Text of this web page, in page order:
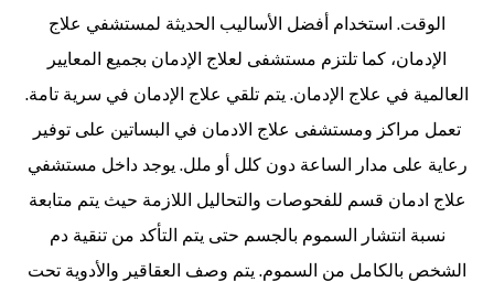
الوقت. استخدام أفضل الأساليب الحديثة لمستشفي علاج
الإدمان، كما تلتزم مستشفى لعلاج الإدمان بجميع المعايير
العالمية في علاج الإدمان. يتم تلقي علاج الإدمان في سرية تامة.
تعمل مراكز ومستشفى علاج الادمان في البساتين على توفير
رعاية على مدار الساعة دون كلل أو ملل. يوجد داخل مستشفي
علاج ادمان قسم للفحوصات والتحاليل اللازمة حيث يتم متابعة
نسبة انتشار السموم بالجسم حتى يتم التأكد من تنقية دم
الشخص بالكامل من السموم. يتم وصف العقاقير والأدوية تحت